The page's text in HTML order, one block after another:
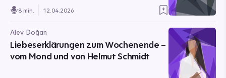
8 min. 12.04.2026
Alev Doğan
Liebeserklärungen zum Wochenende –
vom Mond und von Helmut Schmidt